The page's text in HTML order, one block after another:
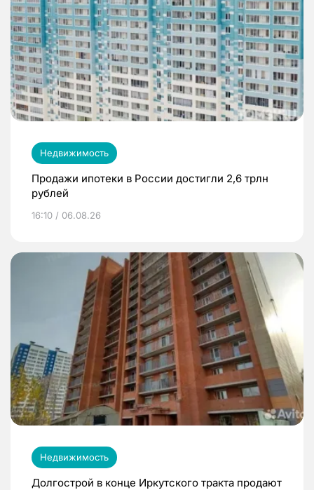
Недвижимость
Продажи ипотеки в России достигли 2,6 трлн
рублей
16:10 / 06.08.26
Недвижимость
Долгострой в конце Иркутского тракта продают